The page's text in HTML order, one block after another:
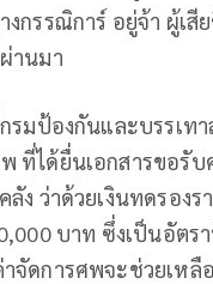
งกรรณิการ์ อยู่จ้า ผู้เ
านมา
กรมป้องกันและบรรเ
ที่ได้ยื่นเอกสารขอรั
ลัง ว่าด้วยเงินทดรอ
บาท ซึ่งเป็นอัต
จัดการศพจะช่วยเหลื